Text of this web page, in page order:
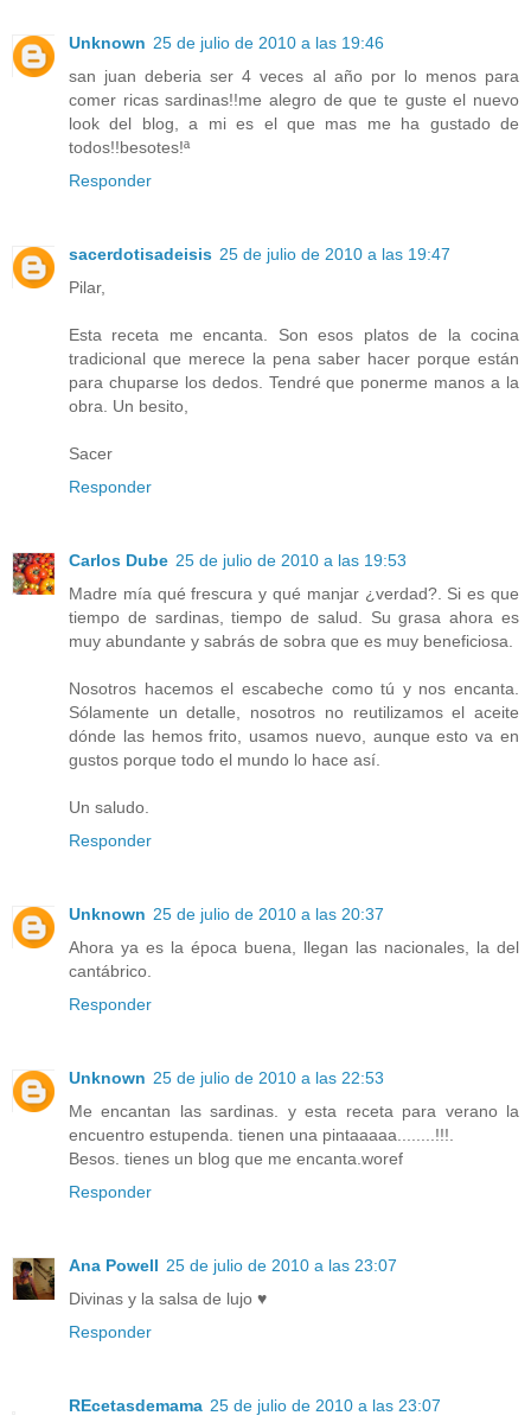
Unknown 25 de julio de 2010 a las 19:46
san juan deberia ser 4 veces al año por lo menos para
comer ricas sardinas!!me alegro de que te guste el nuevo
look del blog, a mi es el que mas me ha gustado de
todos!!besotes!ª
Responder
sacerdotisadeisis 25 de julio de 2010 a las 19:47
Pilar,
Esta receta me encanta. Son esos platos de la cocina
tradicional que merece la pena saber hacer porque están
para chuparse los dedos. Tendré que ponerme manos a la
obra. Un besito,
Sacer
Responder
Carlos Dube 25 de julio de 2010 a las 19:53
Madre mía qué frescura y qué manjar ¿verdad?. Si es que
tiempo de sardinas, tiempo de salud. Su grasa ahora es
muy abundante y sabrás de sobra que es muy beneficiosa.
Nosotros hacemos el escabeche como tú y nos encanta.
Sólamente un detalle, nosotros no reutilizamos el aceite
dónde las hemos frito, usamos nuevo, aunque esto va en
gustos porque todo el mundo lo hace así.
Un saludo.
Responder
Unknown 25 de julio de 2010 a las 20:37
Ahora ya es la época buena, llegan las nacionales, la del
cantábrico.
Responder
Unknown 25 de julio de 2010 a las 22:53
Me encantan las sardinas. y esta receta para verano la
encuentro estupenda. tienen una pintaaaaa........!!!.
Besos. tienes un blog que me encanta.woref
Responder
Ana Powell 25 de julio de 2010 a las 23:07
Divinas y la salsa de lujo ♥
Responder
REcetasdemama 25 de julio de 2010 a las 23:07